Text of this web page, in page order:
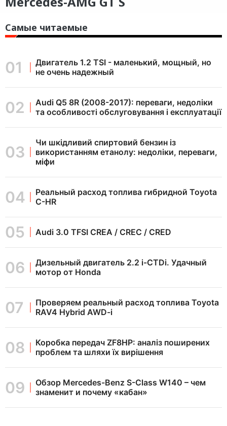
Самые читаемые
Двигатель 1.2 TSI - маленький, мощный, но
не очень надежный
Audi Q5 8R (2008-2017): переваги, недоліки
та особливості обслуговування і експлуатації
Чи шкідливий спиртовий бензин із
використанням етанолу: недоліки, переваги,
міфи
Реальный расход топлива гибридной Toyota
C-HR
Audi 3.0 TFSI CREA / CREC / CRED
Дизельный двигатель 2.2 i-CTDi. Удачный
мотор от Honda
Проверяем реальный расход топлива Toyota
RAV4 Hybrid AWD-i
Коробка передач ZF8HP: аналіз поширених
проблем та шляхи їх вирішення
Обзор Mercedes-Benz S-Class W140 – чем
знаменит и почему «кабан»